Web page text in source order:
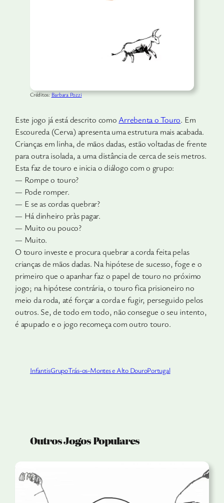
Créditos:Barbara Pozzi
Este jogo já está descrito como Arrebenta o Touro. Em
Escou­reda (Cerva) apresenta uma estrutura mais acabada.
Crianças em linha, de mãos dadas, estão voltadas de frente
para outra isolada, a uma distância de cerca de seis metros.
Esta faz de touro e inicia o diálogo com o grupo:
— Rompe o touro?
— Pode romper.
— E se as cordas quebrar?
— Há dinheiro pràs pagar.
— Muito ou pouco?
— Muito.
O touro investe e procura quebrar a corda feita pelas
crianças de mãos dadas. Na hipótese de sucesso, foge e o
primeiro que o apa­nhar faz o papel de touro no próximo
jogo; na hipótese contrária, o touro fica prisioneiro no
meio da roda, até forçar a corda e fugir, perseguido pelos
outros. Se, de todo em todo, não consegue o seu intento,
é apupado e o jogo recomeça com outro touro.
InfantisGrupoTrás-os-Montes e Alto DouroPortugal
Outros Jogos Populares